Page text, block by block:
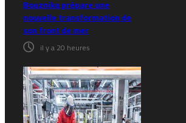
Bouznika prépare une
nouvelle transformation de
son front de mer
il y a 20 heures